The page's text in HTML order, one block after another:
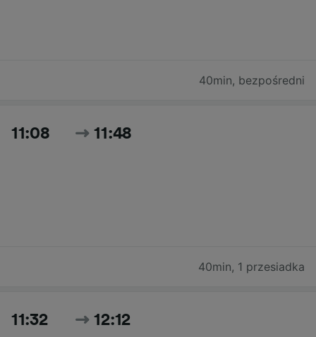
40min, bezpośredni
11:08 11:48
40min, 1 przesiadka
11:32 12:12